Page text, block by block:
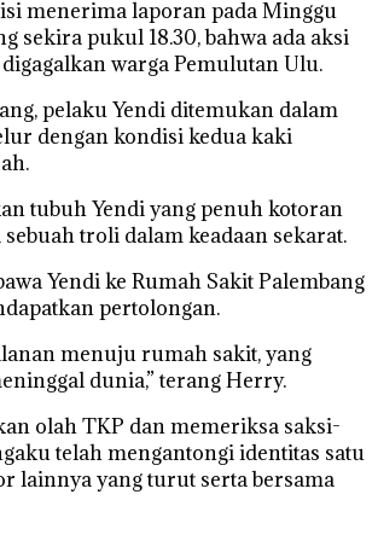
menerima laporan pada Minggu
sekira pukul 18.30, bahwa ada aksi
warga Pemulutan Ulu.
pelaku Yendi ditemukan dalam
dengan kondisi kedua kaki
tubuh Yendi yang penuh kotoran
troli dalam keadaan sekarat.
Yendi ke Rumah Sakit Palembang
pertolongan.
menuju rumah sakit, yang
dunia,” terang Herry.
olah TKP dan memeriksa saksi-
telah mengantongi identitas satu
lainnya yang turut serta bersama